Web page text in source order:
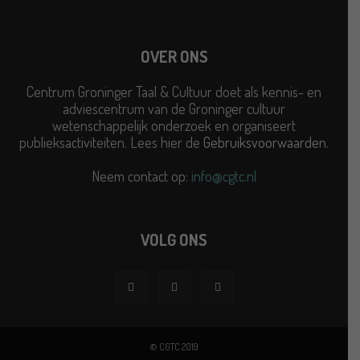
OVER ONS
Centrum Groninger Taal & Cultuur doet als kennis- en
adviescentrum van de Groninger cultuur
wetenschappelijk onderzoek en organiseert
publieksactiviteiten. Lees hier de Gebruiksvoorwaarden.
Neem contact op: info@cgtc.nl
VOLG ONS
© CGTC 2019